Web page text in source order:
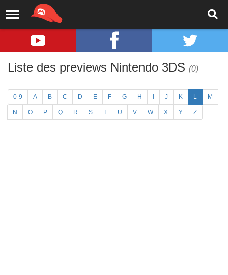
Liste des previews Nintendo 3DS (0)
0-9 A B C D E F G H J K L M
N O P Q R S T U V W X Y Z